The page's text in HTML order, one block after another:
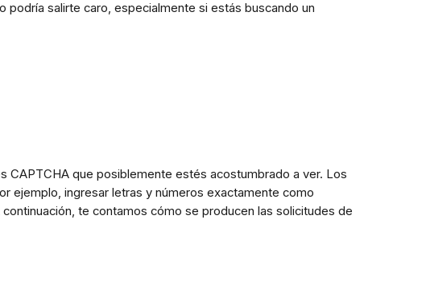
salirte caro, especialmente si estás buscando un
CAPTCHA que posiblemente estés acostumbrado a ver. Los
ejemplo, ingresar letras y números exactamente como
te contamos cómo se producen las solicitudes de